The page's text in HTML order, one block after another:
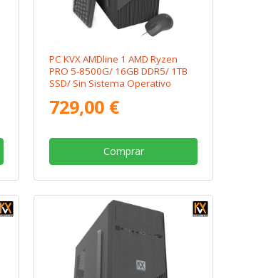
PC KVX AMDline 1 AMD Ryzen
PRO 5-8500G/ 16GB DDR5/ 1TB
SSD/ Sin Sistema Operativo
729,00 €
Comprar